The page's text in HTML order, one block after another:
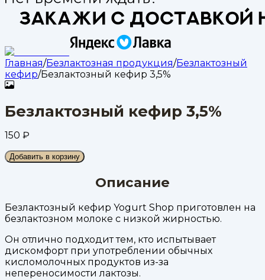
Главная/Безлактозная продукция/Безлактозный
кефир/Безлактозный кефир 3,5%
Безлактозный кефир 3,5%
150 ₽
Добавить в корзину
Описание
Безлактозный кефир Yogurt Shop приготовлен на
безлактозном молоке с низкой жирностью.
Он отлично подходит тем, кто испытывает
дискомфорт при употреблении обычных
кисломолочных продуктов из-за
непереносимости лактозы.